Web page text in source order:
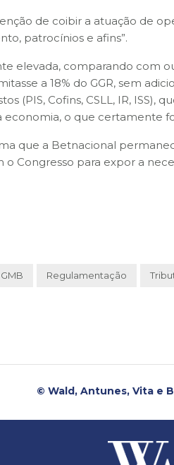
de coibir a atuação de
patrocínios e afins”.
elevada, comparando com
a 18% do GGR, sem
(PIS, Cofins, CSLL, IR, ISS),
o que certamente
que a Betnacional
o Congresso para expor a
GMB Regulamentação
© Wald, Antunes, Vita e